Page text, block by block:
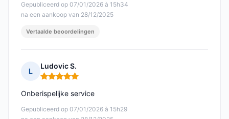
Gepubliceerd op 07/01/2026 à 15h34
na een aankoop van 28/12/2025
Vertaalde beoordelingen
L
Ludovic S.
Opmerking: 5 van 5
Gepubliceerd op 07/01/2026 à 15h29
Onberispelijke service